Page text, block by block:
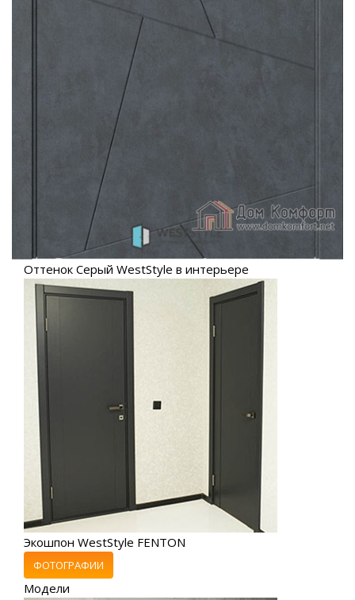
Оттенок Серый WestStyle в интерьере
Экошпон WestStyle FENTON
ФОТОГРАФИИ
Модели